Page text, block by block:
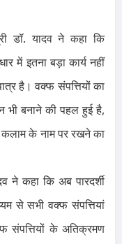
डॉ. यादव ने कहा कि
में इतना बड़ा कार्य नहीं
है। वक्फ संपत्तियों का
भी बनाने की पहल हुई है,
कलाम के नाम पर रखने का
ने कहा कि अब पारदर्शी
से सभी वक्फ संपत्तियां
संपत्तियों के अतिक्रमण